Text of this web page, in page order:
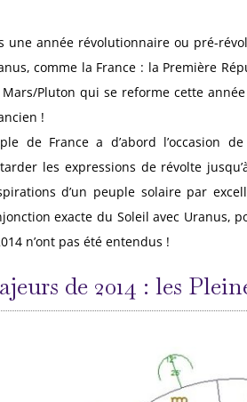
une année révolutionnaire ou pré-
comme la France : la Première
Pluton qui se reforme cette
!
de France a d’abord l’occasion
les expressions de révolte
d’un peuple solaire par
exacte du Soleil avec Uranus,
n’ont pas été entendus !
de 2014 : les